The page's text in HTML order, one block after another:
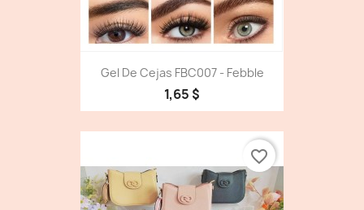
Gel De Cejas FBC007 - Febble
1,65 $
favorite_border